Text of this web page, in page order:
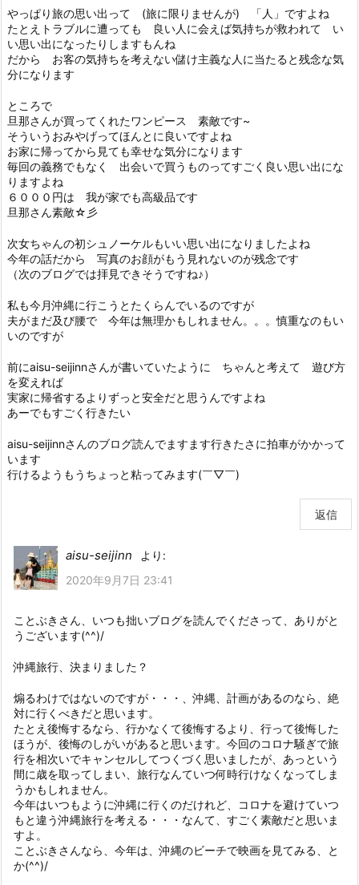
やっぱり旅の思い出って (旅に限りませんが) 「人」ですよね
たとえトラブルに遭っても 良い人に会えば気持ちが救われて い
い思い出になったりしますもんね
だから お客の気持ちを考えない儲け主義な人に当たると残念な気
分になります
ところで
旦那さんが買ってくれたワンピース 素敵です~
そういうおみやげってほんとに良いですよね
お家に帰ってから見ても幸せな気分になります
毎回の義務でもなく 出会いで買うものってすごく良い思い出にな
りますよね
６０００円は 我が家でも高級品です
旦那さん素敵☆彡
次女ちゃんの初シュノーケルもいい思い出になりましたよね
今年の話だから 写真のお顔がもう見れないのが残念です
（次のブログでは拝見できそうですね♪）
私も今月沖縄に行こうとたくらんでいるのですが
夫がまだ及び腰で 今年は無理かもしれません。。。慎重なのもい
いのですが
前にaisu-seijinnさんが書いていたように ちゃんと考えて 遊び方
を変えれば
実家に帰省するよりずっと安全だと思うんですよね
あーでもすごく行きたい
aisu-seijinnさんのブログ読んでますます行きたさに拍車がかかって
います
行けるようもうちょっと粘ってみます(￣▽￣)
返信
aisu-seijinn
より:
2020年9月7日 23:41
ことぶきさん、いつも拙いブログを読んでくださって、ありがと
うございます(^^)/
沖縄旅行、決まりました？
煽るわけではないのですが・・・、沖縄、計画があるのなら、絶
対に行くべきだと思います。
たとえ後悔するなら、行かなくて後悔するより、行って後悔した
ほうが、後悔のしがいがあると思います。今回のコロナ騒ぎで旅
行を相次いでキャンセルしてつくづく思いましたが、あっという
間に歳を取ってしまい、旅行なんていつ何時行けなくなってしま
うかもしれません。
今年はいつもように沖縄に行くのだけれど、コロナを避けていつ
もと違う沖縄旅行を考える・・・なんて、すごく素敵だと思いま
すよ。
ことぶきさんなら、今年は、沖縄のビーチで映画を見てみる、と
か(^^)/